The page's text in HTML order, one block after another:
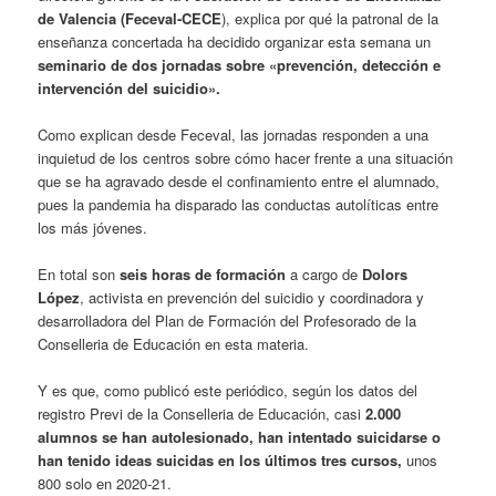
de Valencia (Feceval-CECE), explica por qué la patronal de la
enseñanza concertada ha decidido organizar esta semana un
seminario de dos jornadas sobre «prevención, detección e
intervención del suicidio».
Como explican desde Feceval, las jornadas responden a una
inquietud de los centros sobre cómo hacer frente a una situación
que se ha agravado desde el confinamiento entre el alumnado,
pues la pandemia ha disparado las conductas autolíticas entre
los más jóvenes.
En total sonseis horas de formación a cargo de Dolors
López, activista en prevención del suicidio y coordinadora y
desarrolladora del Plan de Formación del Profesorado de la
Conselleria de Educación en esta materia.
Y es que, como publicó este periódico, según los datos del
registro Previ de la Conselleria de Educación, casi2.000
alumnos se han autolesionado, han intentado suicidarse o
han tenido ideas suicidas en los últimos tres cursos, unos
800 solo en 2020-21.